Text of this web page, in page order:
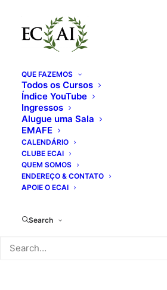
QUE FAZEMOS
Todos os Cursos
Índice YouTube
Ingressos
Alugue uma Sala
EMAFE
CALENDÁRIO
CLUBE ECAI
QUEM SOMOS
ENDEREÇO & CONTATO
APOIE O ECAI
Search
CLIQUE NAS
BOTÕES